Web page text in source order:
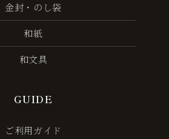
金封・のし袋
和紙
和文具
GUIDE
ご利用ガイド